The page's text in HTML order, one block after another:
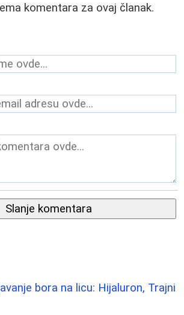
komentara za ovaj članak.
Slanje komentara
bora na licu: Hijaluron, Trajni